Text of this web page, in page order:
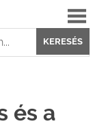
KERESÉS
és a